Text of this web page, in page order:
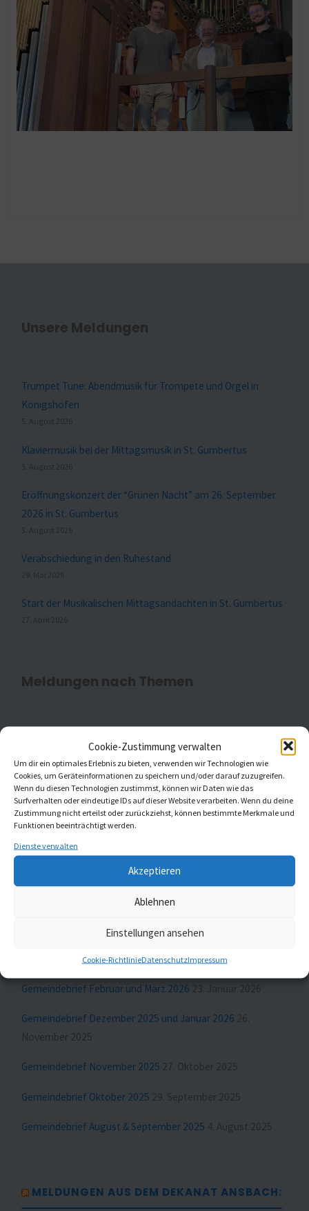
Cookie-Zustimmung verwalten
Um dir ein optimales Erlebnis zu bieten, verwenden wir Technologien wie
Cookies, um Geräteinformationen zu speichern und/oder darauf zuzugreifen.
Wenn du diesen Technologien zustimmst, können wir Daten wie das
Surfverhalten oder eindeutige IDs auf dieser Website verarbeiten. Wenn du deine
Zustimmung nicht erteilst oder zurückziehst, können bestimmte Merkmale und
Funktionen beeinträchtigt werden.
Dienste verwalten
Akzeptieren
Ablehnen
Einstellungen ansehen
Cookie-RichtlinieDatenschutzImpressum
Unsere Meldungen
Trumpet Tune: Abendmusik für Trompete und Orgel in
Königshofen
5. August 2026
Klaviermusik bei der Mittagsmusik in St. Gumbertus
3. August 2026
Eröffnungskonzert der “Grünen Nacht” am 26. September
2026 in St. Gumbertus
3. August 2026
Verabschiedung in den Ruhestand
29. Mai 2026
Start der Musikalischen Mittagsandachten in St. Gumbertus
27. April 2026
Meldungen nach Themen
Gottesdienste(1)
Kaleidoskop Kirchenmusik(1)
Kinder- und Jugendchöre(5)
Konzerte(5)
GUMBERTUS
Gemeindebrief Februar und März 2026 23. Januar 2026
Gemeindebrief Dezember 2025 und Januar 2026 26.
November 2025
Gemeindebrief November 2025 27. Oktober 2025
Gemeindebrief Oktober 2025 29. September 2025
Gemeindebrief August & September 2025 4. August 2025
MELDUNGEN AUS DEM DEKANAT ANSBACH: